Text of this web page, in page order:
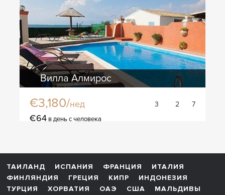
Вилла Алмирос
€3,180/нед 3 2 7
€64 в день с человека
ТАИЛАНД ИСПАНИЯ ФРАНЦИЯ
ИТАЛИЯ
ФИНЛЯНДИЯ
ГРЕЦИЯ КИПР
ИНДОНЕЗИЯ
ТУРЦИЯ
ХОРВАТИЯ ОАЭ США
МАЛЬДИВЫ